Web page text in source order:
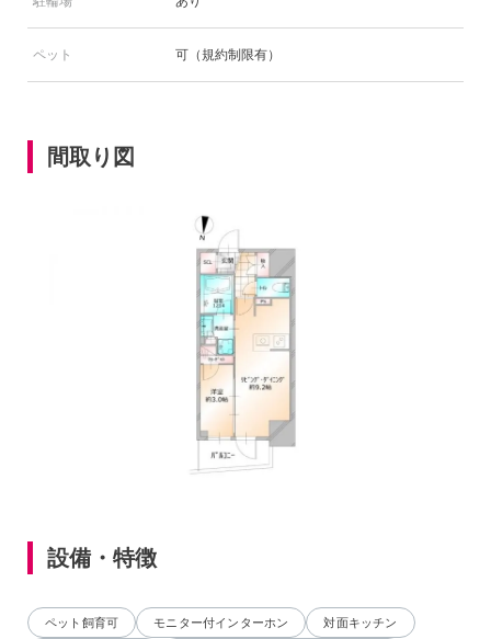
ペット 可（規約制限有）
間取り図
設備・特徴
ペット飼育可 モニター付インターホン 対面キッチン